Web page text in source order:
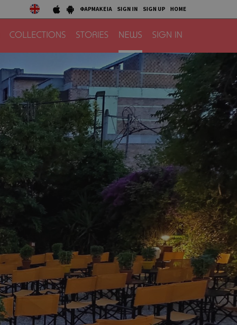
ΦΑΡΜΑΚΕΙΑ SIGN IN SIGN UP HOME
COLLECTIONS STORIES NEWS SIGN IN